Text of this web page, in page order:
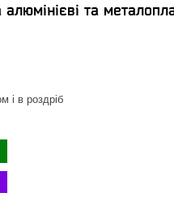
та
і в роздріб